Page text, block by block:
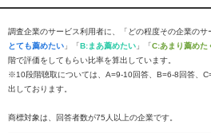
調査企業のサービス利用者に、「どの程度その企業の
とても薦めたい 」「B:まあ薦めたい 」「C:あまり薦めた
階で評価をしてもらい比率を算出しています。
※10段階聴取については、A=9-10回答、B=6-8回答、
出しております。
商標対象は、回答者数が75人以上の企業です。